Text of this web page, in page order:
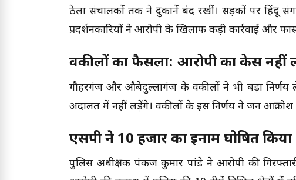
ठेला संचालकों तक ने दुकानें बंद रखीं। सड़कों पर हिंदू
प्रदर्शनकारियों ने आरोपी के खिलाफ कड़ी कार्रवाई और
वकीलों का फैसला: आरोपी का केस नहीं
गौहरगंज और औबेदुल्लागंज के वकीलों ने भी बड़ा
अदालत में नहीं लड़ेंगे। वकीलों के इस निर्णय ने जन
एसपी ने 10 हजार का इनाम घोषित किया
पुलिस अधीक्षक पंकज कुमार पांडे ने आरोपी की